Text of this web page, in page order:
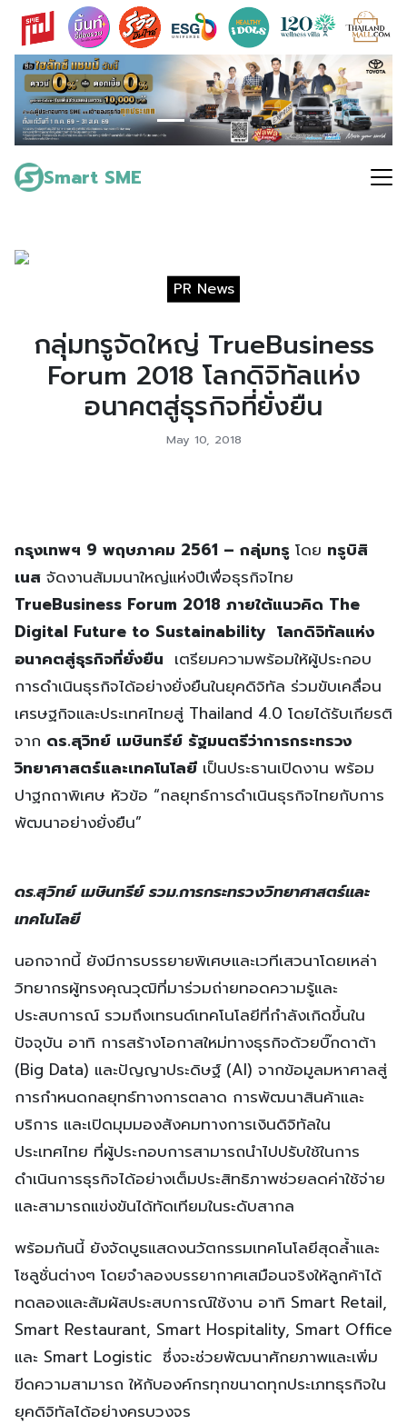
Skip
content
Smart SME
Search
for:
PR News
กลุ่มทรูจัดใหญ่ TrueBusiness
Forum 2018 โลกดิจิทัลแห่ง
อนาคตสู่ธุรกิจที่ยั่งยืน
May 10, 2018
กรุงเทพฯ 9 พฤษภาคม 2561 – กลุ่มทรู โดย ทรูบิสิ
เนส จัดงานสัมมนาใหญ่แห่งปีเพื่อธุรกิจไทย
TrueBusiness Forum 2018 ภายใต้แนวคิด The
Digital Future to Sustainability โลกดิจิทัลแห่ง
อนาคตสู่ธุรกิจที่ยั่งยืน เตรียมความพร้อมให้ผู้ประกอบ
การดำเนินธุรกิจได้อย่างยั่งยืนในยุคดิจิทัล ร่วมขับเคลื่อน
เศรษฐกิจและประเทศไทยสู่ Thailand 4.0 โดยได้รับเกียรติ
จาก ดร.สุวิทย์ เมษินทรีย์ รัฐมนตรีว่าการกระทรวง
วิทยาศาสตร์และเทคโนโลยี เป็นประธานเปิดงาน พร้อม
ปาฐกถาพิเศษ หัวข้อ “กลยุทธ์การดําเนินธุรกิจไทยกับการ
พัฒนาอย่างยั่งยืน”
ดร.สุวิทย์ เมษินทรีย์ รวม.การกระทรวงวิทยาศาสตร์และ
เทคโนโลยี
นอกจากนี้ ยังมีการบรรยายพิเศษและเวทีเสวนาโดยเหล่า
วิทยากรผู้ทรงคุณวุฒิที่มาร่วมถ่ายทอดความรู้และ
ประสบการณ์ รวมถึงเทรนด์เทคโนโลยีที่กำลังเกิดขึ้นใน
ปัจจุบัน อาทิ การสร้างโอกาสใหม่ทางธุรกิจด้วยบิ๊กดาต้า
(Big Data) และปัญญาประดิษฐ์ (AI) จากข้อมูลมหาศาลสู่
การกำหนดกลยุทธ์ทางการตลาด การพัฒนาสินค้าและ
บริการ และเปิดมุมมองสังคมทางการเงินดิจิทัลใน
ประเทศไทย ที่ผู้ประกอบการสามารถนำไปปรับใช้ในการ
ดำเนินการธุรกิจได้อย่างเต็มประสิทธิภาพช่วยลดค่าใช้จ่าย
และสามารถแข่งขันได้ทัดเทียมในระดับสากล
พร้อมกันนี้ ยังจัดบูธแสดงนวัตกรรมเทคโนโลยีสุดล้ำและ
โซลูชั่นต่างๆ โดยจำลองบรรยากาศเสมือนจริงให้ลูกค้าได้
ทดลองและสัมผัสประสบการณ์ใช้งาน อาทิ Smart Retail,
Smart Restaurant, Smart Hospitality, Smart Office
และ Smart Logistic ซึ่งจะช่วยพัฒนาศักยภาพและเพิ่ม
ขีดความสามารถ ให้กับองค์กรทุกขนาดทุกประเภทธุรกิจใน
ยุคดิจิทัลได้อย่างครบวงจร